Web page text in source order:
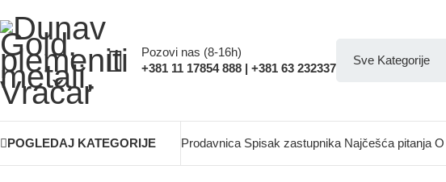
Pozovi nas (8-16h)
+381 11 17854 888 | +381 63 232337
POGLEDAJ KATEGORIJE Prodavnica Spisak zastupnika Najčešća pitanja